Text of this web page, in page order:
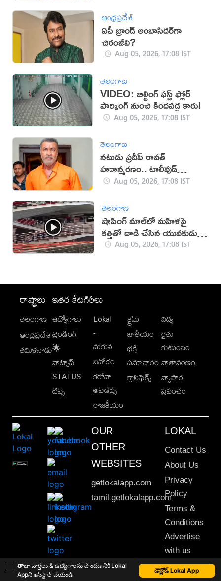
తాజా వార్తలు & ఉద్యోగాలను పొందడానికి Lokal
Appని ఇన్‌స్టాల్ చేయండి
డౌన్లోడ్ Lokal App
ఆంధ్రప్రదేశ్
ఏపీ బ్రాండ్ అంబాసిడర్‌గా
చిరంజీవి?
Aug 05, 2026, 17:08 IST
తెలంగాణ
VIDEO: బిల్డింగ్ ఫస్ట్ ఫ్లోర్
పార్కింగ్ నుంచి కిందపడ్డ కారు!
Aug 05, 2026, 17:08 IST
తెలంగాణ
నటుడు ప్రదీప్ రావత్
హఠాన్మరణం.. టాలీవుడ్
స్పందనపై విమర్శలు
Aug 05, 2026, 17:08 IST
తెలంగాణ
షాపింగ్ మాల్‌లో మహిళపై
కత్తితో దాడి చేసిన యువకుడు
(వీడియో)
Aug 05, 2026, 17:08 IST
రాష్ట్రాలు
తెలంగాణ
ఆంధ్రప్రదేశ్
తమిళనాడు
ఇతర కేటగిరీలు
ఉద్యోగాలు
ట్రెండింగ్
🌟
వాట్సాప్
STATUS
టిప్స్
Lokal
-
మగువ
వినోదం
కరోనా
అప్‌డేట్స్
రాజకీయం
క్రైమ్
జాతీయం
భక్తి
సమాచారం
క్లాసిఫైడ్స్
విద్య
రైతు
కుటుంబం
వాతావరణం
వ్యాపార
ప్రపంచం
OUR
OTHER
WEBSITES
getlokalapp.com
tamil.getlokalapp.com
LOKAL
Contact Us
About Us
Privacy
Policy
Terms &
Conditions
Advertise
with us
Sitemap
This material may not be published, transmitted, rewritten or redistributed. © 2020 Lokal App. All rights reserved.